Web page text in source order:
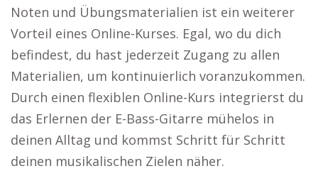
Noten und Übungsmaterialien ist ein weiterer
Vorteil eines Online-Kurses. Egal, wo du dich
befindest, du hast jederzeit Zugang zu allen
Materialien, um kontinuierlich voranzukommen.
Durch einen flexiblen Online-Kurs integrierst du
das Erlernen der E-Bass-Gitarre mühelos in
deinen Alltag und kommst Schritt für Schritt
deinen musikalischen Zielen näher.